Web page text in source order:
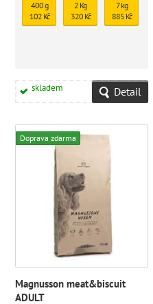
zvěřiny
400 g
102 Kč
2 Kg
320 Kč
7 kg
885 Kč
skladem Detail
Doprava zdarma
Magnusson meat&biscuit
ADULT